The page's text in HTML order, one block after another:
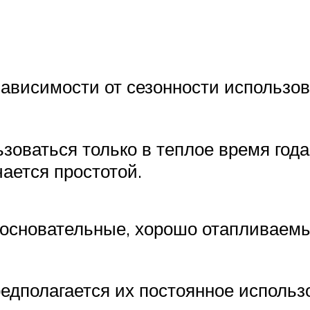
от сезонности
только в теплое время
простотой.
хорошо
их постоянное